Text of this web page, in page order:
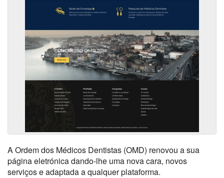
A Ordem dos Médicos Dentistas (OMD) renovou a sua
página eletrónica dando-lhe uma nova cara, novos
serviços e adaptada a qualquer plataforma.